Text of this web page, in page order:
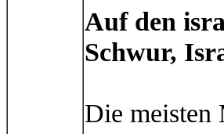
Auf den
Schwur,
Die meisten